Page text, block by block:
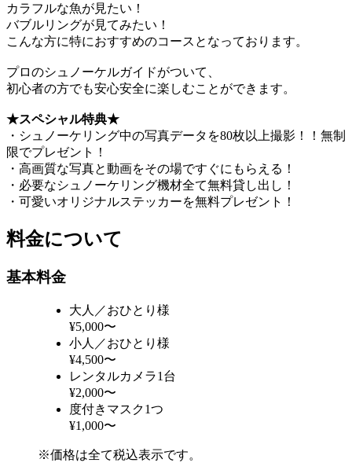
カラフルな魚が見たい！
バブルリングが見てみたい！
こんな方に特におすすめのコースとなっております。
プロのシュノーケルガイドがついて、
初心者の方でも安心安全に楽しむことができます。
★スペシャル特典★
・シュノーケリング中の写真データを80枚以上撮影！！無制
限でプレゼント！
・高画質な写真と動画をその場ですぐにもらえる！
・必要なシュノーケリング機材全て無料貸し出し！
・可愛いオリジナルステッカーを無料プレゼント！
料金について
基本料金
大人／おひとり様
¥5,000〜
小人／おひとり様
¥4,500〜
レンタルカメラ1台
¥2,000〜
度付きマスク1つ
¥1,000〜
※価格は全て税込表示です。